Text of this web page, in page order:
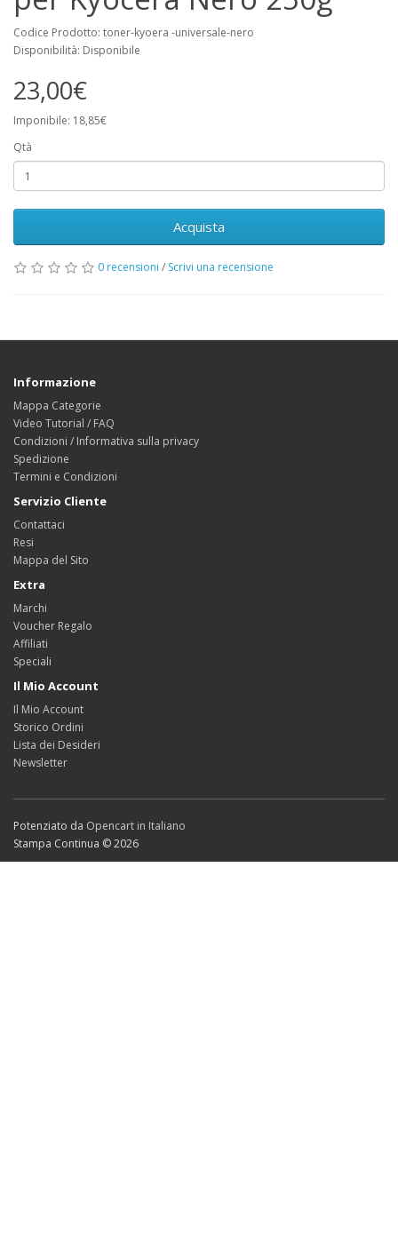
Codice Prodotto: toner-kyoera -universale-nero
Disponibilità: Disponibile
23,00€
Imponibile: 18,85€
Qtà
Acquista
0 recensioni / Scrivi una recensione
Informazione
Mappa Categorie
Video Tutorial / FAQ
Condizioni / Informativa sulla privacy
Spedizione
Termini e Condizioni
Servizio Cliente
Contattaci
Resi
Mappa del Sito
Extra
Marchi
Voucher Regalo
Affiliati
Speciali
Il Mio Account
Il Mio Account
Storico Ordini
Lista dei Desideri
Newsletter
Potenziato da Opencart in Italiano
Stampa Continua © 2026